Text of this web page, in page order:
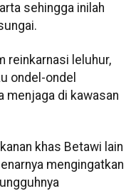
sehingga inilah
reinkarnasi leluhur,
ondel-ondel
menjaga di kawasan
khas Betawi lain
mengingatkan